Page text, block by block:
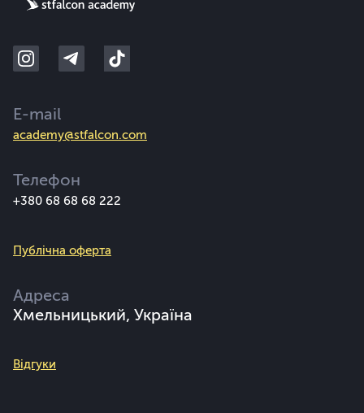
E-mail
academy@stfalcon.com
Телефон
+380 68 68 68 222
Публічна оферта
Адреса
Хмельницький, Україна
Відгуки